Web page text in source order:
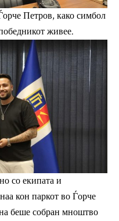
Петров, како симбол
живее.
со екипата и
кон паркот во Ѓорче
беше собран мноштво